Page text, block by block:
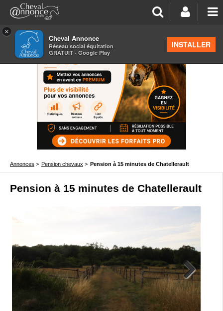
×
Cheval Annonce
Réseau social équitation
GRATUIT - Google Play
INSTALLER
Annonces > Pension chevaux > Pension à 15 minutes de Chatellerault
Pension à 15 minutes de Chatellerault
Next